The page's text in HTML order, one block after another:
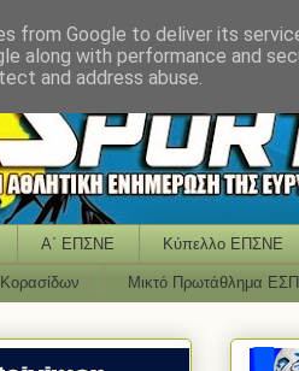
Α΄ ΕΠΣΝΕ Κύπελλο ΕΠΣΝΕ
Μικτό Πρωτάθλημα
from Google to deliver its
along with performance and
and address abuse.